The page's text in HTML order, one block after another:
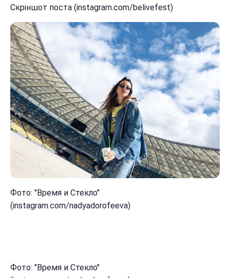
Скріншот поста (instagram.com/belivefest)
Фото: "Время и Стекло"
(instagram.com/nadyadorofeeva)
Фото: "Время и Стекло"